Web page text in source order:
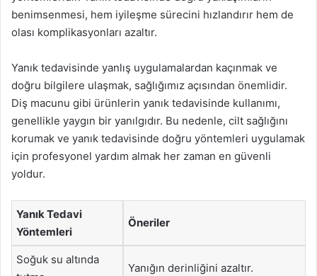
benimsenmesi, hem iyileşme sürecini hızlandırır hem de
olası komplikasyonları azaltır.
Yanık tedavisinde yanlış uygulamalardan kaçınmak ve
doğru bilgilere ulaşmak, sağlığımız açısından önemlidir.
Diş macunu gibi ürünlerin yanık tedavisinde kullanımı,
genellikle yaygın bir yanılgıdır. Bu nedenle, cilt sağlığını
korumak ve yanık tedavisinde doğru yöntemleri uygulamak
için profesyonel yardım almak her zaman en güvenli
yoldur.
Yanık Tedavi
Yöntemleri
Öneriler
Soğuk su altında
Yanığın derinliğini azaltır.